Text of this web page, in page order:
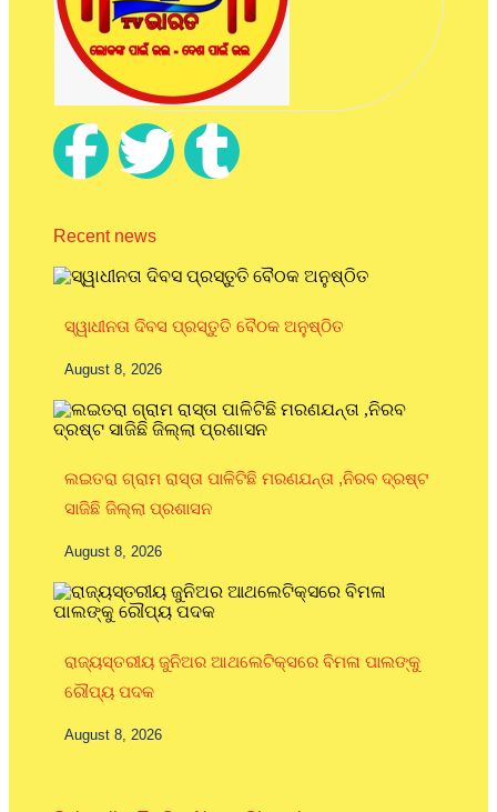
Recent news
ସ୍ୱାଧୀନତା ଦିବସ ପ୍ରସ୍ତୁତି ବୈଠକ ଅନୁଷ୍ଠିତ
August 8, 2026
ଲଇତରା ଗ୍ରାମ ରାସ୍ତା ପାଳିଟିଛି ମରଣଯନ୍ତା ,ନିରବ ଦ୍ରଷ୍ଟ
ସାଜିଛି ଜିଲ୍ଲା ପ୍ରଶାସନ
August 8, 2026
ରାଜ୍ୟସ୍ତରୀୟ ଜୁନିଅର ଆଥଲେଟିକ୍ସରେ ବିମଳା ପାଲଙ୍କୁ
ରୌପ୍ୟ ପଦକ
August 8, 2026